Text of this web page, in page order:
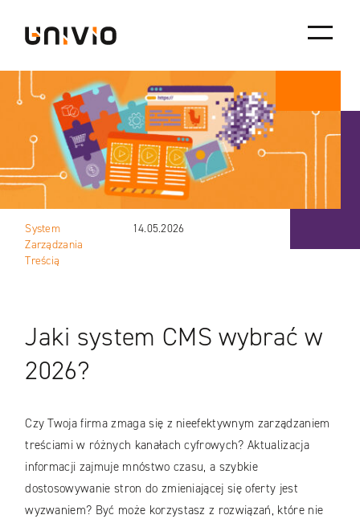
content
System
Zarządzania
Treścią
14.05.2026
Jaki system CMS wybrać w
2026?
Czy Twoja firma zmaga się z nieefektywnym zarządzaniem
treściami w różnych kanałach cyfrowych? Aktualizacja
informacji zajmuje mnóstwo czasu, a szybkie
dostosowywanie stron do zmieniającej się oferty jest
wyzwaniem? Być może korzystasz z rozwiązań, które nie